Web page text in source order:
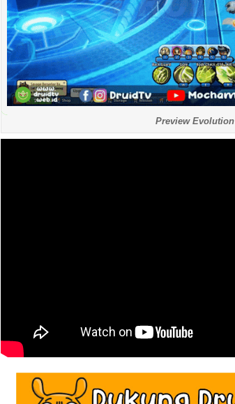
Preview Evolution